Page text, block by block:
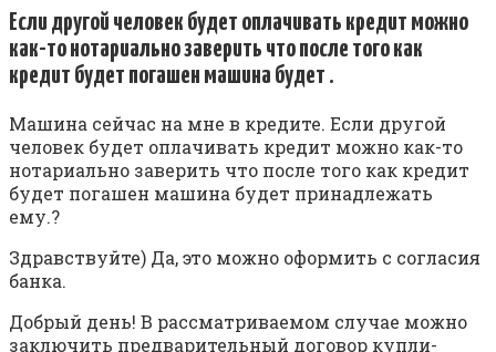
Если другой человек будет оплачивать кредит можно
как-то нотариально заверить что после того как
кредит будет погашен машина будет .
Машина сейчас на мне в кредите. Если другой
человек будет оплачивать кредит можно как-то
нотариально заверить что после того как кредит
будет погашен машина будет принадлежать
ему.?
Здравствуйте) Да, это можно оформить с согласия
банка.
Добрый день! В рассматриваемом случае можно
заключить предварительный договор купли-